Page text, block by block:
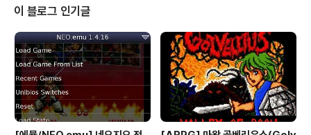
실려면 ☞여기 클릭하세요) 부산 센텀시티 벡스코 (2016.
11.17~20)에서 국내 최대 게임축제 지스타2016 시작합
니다 필자 역시 이 날을 축제를 아침일찍부터 참여합니다
지스타 첫날부터 물론 1시간이상 줄 서서 기다리는 것은 당
연하지요 올해로 12회째인 지스타는 20개국 600개(2..
이 블로그 인기글